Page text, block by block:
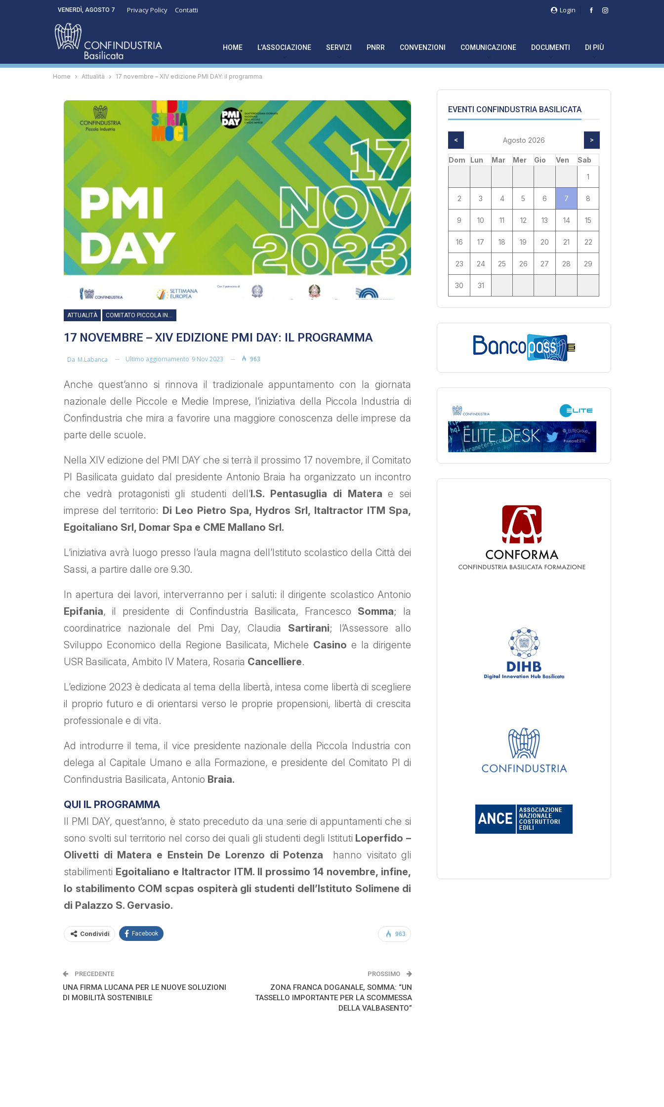
Login
VENERDÌ, AGOSTO 7 Privacy Policy Contatti
HOME L’ASSOCIAZIONE SERVIZI PNRR CONVENZIONI COMUNICAZIONE DOCUMENTI DI PIÙ
Home Attualità 17 novembre – XIV edizione PMI DAY: il programma
ATTUALITÀ COMITATO PICCOLA INDUSTRIA
17 NOVEMBRE – XIV EDIZIONE PMI DAY: IL PROGRAMMA
Da M.labanca Ultimo aggiornamento 9 Nov 2023 963
Anche quest’anno si rinnova il tradizionale appuntamento con la giornata
nazionale delle Piccole e Medie Imprese, l’iniziativa della Piccola Industria di
Confindustria che mira a favorire una maggiore conoscenza delle imprese da
parte delle scuole.
Nella XIV edizione del PMI DAY che si terrà il prossimo 17 novembre, il Comitato
PI Basilicata guidato dal presidente Antonio Braia ha organizzato un incontro
che vedrà protagonisti gli studenti dell’I.S. Pentasuglia di Matera e sei
imprese del territorio: Di Leo Pietro Spa, Hydros Srl, Italtractor ITM Spa,
Egoitaliano Srl, Domar Spa e CME Mallano Srl.
L’iniziativa avrà luogo presso l’aula magna dell’Istituto scolastico della Città dei
Sassi, a partire dalle ore 9.30.
In apertura dei lavori, interverranno per i saluti: il dirigente scolastico Antonio
Epifania, il presidente di Confindustria Basilicata, Francesco Somma; la
coordinatrice nazionale del Pmi Day, Claudia Sartirani; l’Assessore allo
Sviluppo Economico della Regione Basilicata, Michele Casino e la dirigente
USR Basilicata, Ambito IV Matera, Rosaria Cancelliere.
L’edizione 2023 è dedicata al tema della libertà, intesa come libertà di scegliere
il proprio futuro e di orientarsi verso le proprie propensioni, libertà di crescita
professionale e di vita.
Ad introdurre il tema, il vice presidente nazionale della Piccola Industria con
delega al Capitale Umano e alla Formazione, e presidente del Comitato PI di
Confindustria Basilicata, Antonio Braia.
QUI IL PROGRAMMA
Il PMI DAY, quest’anno, è stato preceduto da una serie di appuntamenti che si
sono svolti sul territorio nel corso dei quali gli studenti degli Istituti Loperfido –
Olivetti di Matera e Enstein De Lorenzo di Potenza
hanno visitato gli
stabilimenti Egoitaliano e Italtractor ITM. Il prossimo 14 novembre, infine,
lo stabilimento COM scpas ospiterà gli studenti dell’Istituto Solimene di
di Palazzo S. Gervasio.
963
Condividi Facebook
PRECEDENTE
UNA FIRMA LUCANA PER LE NUOVE SOLUZIONI
DI MOBILITÀ SOSTENIBILE
PROSSIMO
ZONA FRANCA DOGANALE, SOMMA: “UN
TASSELLO IMPORTANTE PER LA SCOMMESSA
DELLA VALBASENTO”
EVENTI CONFINDUSTRIA BASILICATA
< Agosto 2026 >
Dom Lun Mar Mer Gio Ven
Sab
1
2 3 4 5 6 7 8
9 10 11 12 13 14 15
16 17 18 19 20 21 22
23 24 25 26 27 28 29
30 31